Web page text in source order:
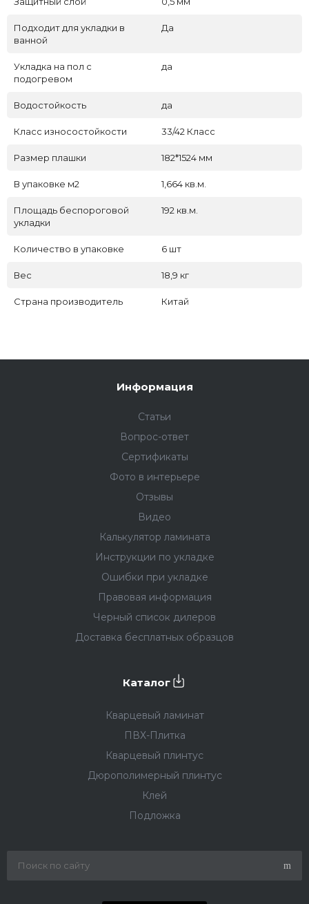
Подходит для укладки в
ванной
Да
Укладка на пол c
подогревом
да
Водостойкость да
Класс износостойкости 33/42 Класс
Размер плашки 182*1524 мм
В упаковке м2 1,664 кв.м.
Площадь беспороговой
укладки
192 кв.м.
Количество в упаковке 6 шт
Вес 18,9 кг
Страна производитель Китай
Информация
Статьи
Вопрос-ответ
Сертификаты
Фото в интерьере
Отзывы
Видео
Калькулятор ламината
Инструкции по укладке
Ошибки при укладке
Правовая информация
Черный список дилеров
Доставка бесплатных образцов
Каталог
Кварцевый ламинат
ПВХ-Плитка
Кварцевый плинтус
Дюрополимерный плинтус
Клей
Подложка